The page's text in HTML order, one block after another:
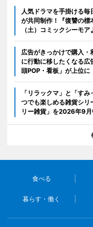
人気ドラマを手掛ける
が共同制作！『復讐の
（土）コミックシーモ
広告がきっかけで購入
に行動に移したくなる
頭POP・看板」が上位に
「リラックマ」と「す
つでも楽しめる雑貨シリ
リー雑貨」を2026年9
食べる
暮らす・働く